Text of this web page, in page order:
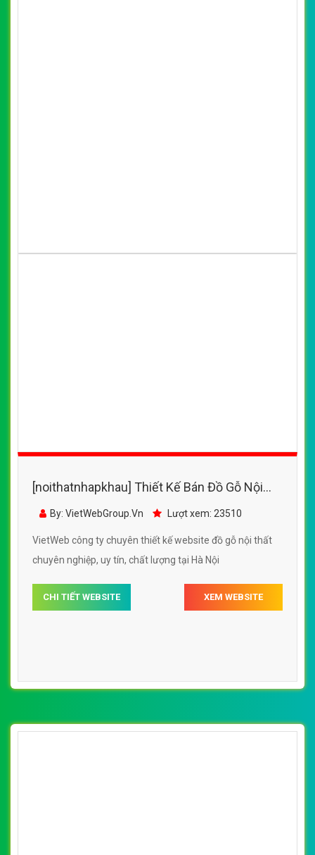
[noithatnhapkhau] Thiết Kế Bán Đồ Gỗ Nội
Thất Godecor đẹp, chuyên nghiệp chuẩn
By: VietWebGroup.Vn Lượt xem: 23510
VietWeb công ty chuyên thiết kế website đồ gỗ nội thất
chuyên nghiệp, uy tín, chất lượng tại Hà Nội
CHI TIẾT WEBSITE XEM WEBSITE